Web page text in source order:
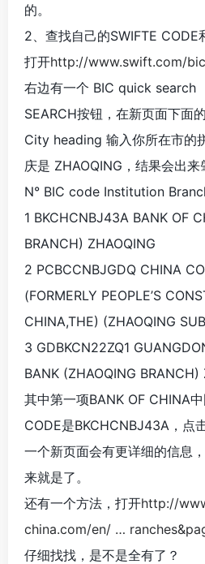
的。
2、查找自己的SWIFTE CODE
打开http://www.swift.com/
右边有一个 BIC quick search
SEARCH按钮，在新页面下面的
City heading 输入你所在市的
庆是 ZHAOQING，结果会出
N° BIC code Institution
1 BKCHCNBJ43A BANK OF
BRANCH) ZHAOQING
2 PCBCCNBJGDQ CHINA
(FORMERLY PEOPLE’S
CHINA,THE) (ZHAOQING
3 GDBKCN22ZQ1
BANK (ZHAOQING BRANCH)
其中第一项BANK OF CHINA
CODE是BKCHCNBJ43A，点
一个新页面会有更详细的信息
来就是了。
还有一个方法，打开http://
china.com/en/ …
仔细找找，是不是全有了？